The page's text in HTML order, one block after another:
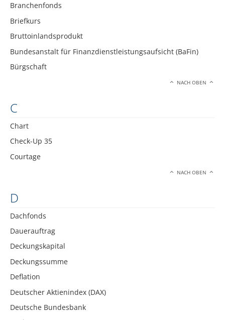
Branchenfonds
Briefkurs
Bruttoinlandsprodukt
Bundesanstalt für Finanzdienstleistungsaufsicht (BaFin)
Bürgschaft
NACH OBEN
C
Chart
Check-Up 35
Courtage
NACH OBEN
D
Dachfonds
Dauerauftrag
Deckungskapital
Deckungssumme
Deflation
Deutscher Aktienindex (DAX)
Deutsche Bundesbank